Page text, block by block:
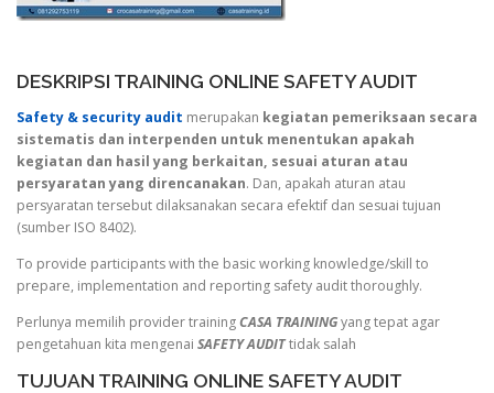
DESKRIPSI TRAINING ONLINE SAFETY AUDIT
Safety & security audit merupakan kegiatan pemeriksaan secara
sistematis dan interpenden untuk menentukan apakah
kegiatan dan hasil yang berkaitan, sesuai aturan atau
persyaratan yang direncanakan. Dan, apakah aturan atau
persyaratan tersebut dilaksanakan secara efektif dan sesuai tujuan
(sumber ISO 8402).
To provide participants with the basic working knowledge/skill to
prepare, implementation and reporting safety audit thoroughly.
Perlunya memilih provider trainingCASA TRAININGyang tepat agar
pengetahuan kita mengenai SAFETY AUDITtidak salah
TUJUAN TRAINING ONLINE SAFETY AUDIT